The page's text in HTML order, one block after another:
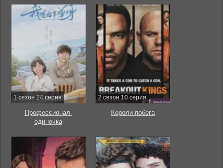
1 сезон 24 серия
Профессионал-
одиночка
2 сезон 10 серия
Короли побега